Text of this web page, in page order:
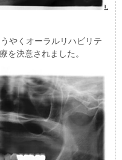
やくオーラルリハビリテ
を決意されました。